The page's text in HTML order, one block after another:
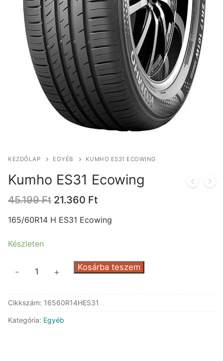
KEZDŐLAP EGYÉB KUMHO ES31 ECOWING
Kumho ES31 Ecowing
45.199Ft Original
was:
21.360 FtCurrent
is:
165/60R14 H ES31 Ecowing
Készleten
mennyiség
- + Kosárba teszem
Cikkszám: 16560R14HES31
Kategória: Egyéb